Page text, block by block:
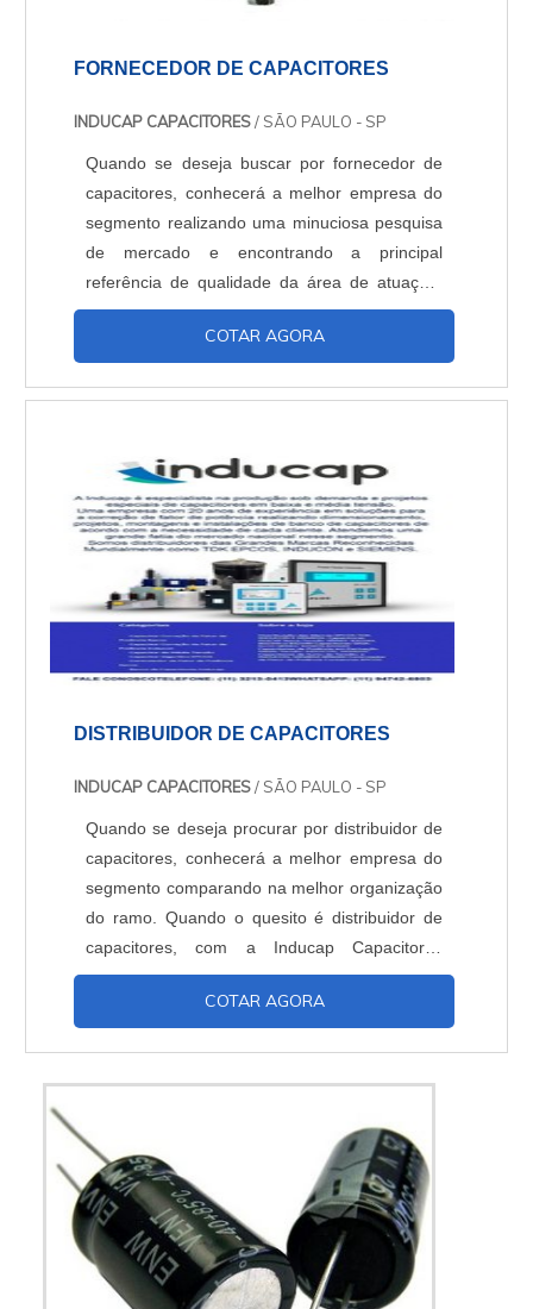
FORNECEDOR DE CAPACITORES
INDUCAP CAPACITORES/ SÃO PAULO - SP
Quando se deseja buscar por fornecedor de
capacitores, conhecerá a melhor empresa do
segmento realizando uma minuciosa pesquisa
de mercado e encontrando a principal
referência de qualidade da área de atuação.
OUTRAS INFORMAÇÕES SOBRE O
FORNECEDOR DE CAPACITORES Quem
preza pela segurança, encontra o site da
controlador de fator de potência 06 saídas e
COTAR AGORA
DISTRIBUIDOR DE CAPACITORES
INDUCAP CAPACITORES/ SÃO PAULO - SP
Quando se deseja procurar por distribuidor de
capacitores, conhecerá a melhor empresa do
segmento comparando na melhor organização
do ramo. Quando o quesito é distribuidor de
capacitores, com a Inducap Capacitores
alcançará excelente custo-benefício com
assessoria técnica especializada. UM POUCO
COTAR AGORA